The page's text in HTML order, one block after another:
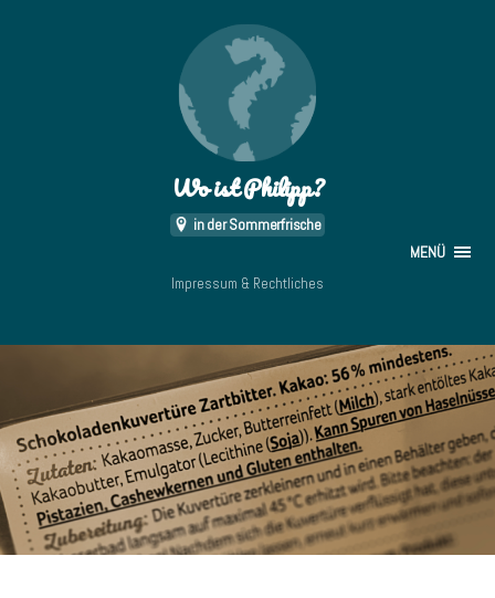
Wo ist Philipp?
in der Sommerfrische
MENÜ
Impressum & Rechtliches